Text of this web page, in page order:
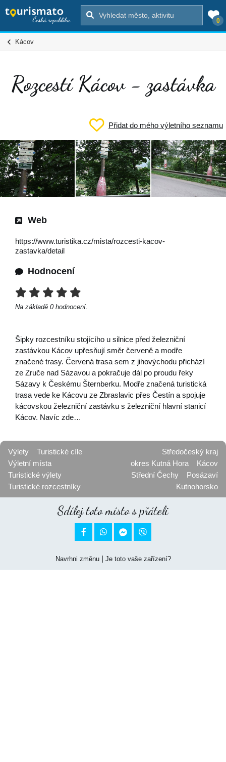
0
Kácov
Rozcestí Kácov - zastávka
Přidat do mého výletního seznamu
Web
https://www.turistika.cz/mista/rozcesti-kacov-
zastavka/detail
Hodnocení
Na základě 0 hodnocení.
Šipky rozcestníku stojícího u silnice před železniční
zastávkou Kácov upřesňují směr červeně a modře
značené trasy. Červená trasa sem z jihovýchodu přichází
ze Zruče nad Sázavou a pokračuje dál po proudu řeky
Sázavy k Českému Šternberku. Modře značená turistická
trasa vede ke Kácovu ze Zbraslavic přes Čestín a spojuje
kácovskou železniční zastávku s železniční hlavní stanicí
Kácov. Navíc zde…
Výlety
Turistické cíle
Výletní místa
Turistické výlety
Turistické rozcestníky
Středočeský kraj
okres Kutná Hora
Kácov
Střední Čechy
Posázaví
Kutnohorsko
Sdílej toto místo s přáteli
 
Navrhni změnu| Je toto vaše zařízení?